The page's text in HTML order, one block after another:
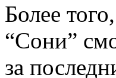
Более
“Сони”
за